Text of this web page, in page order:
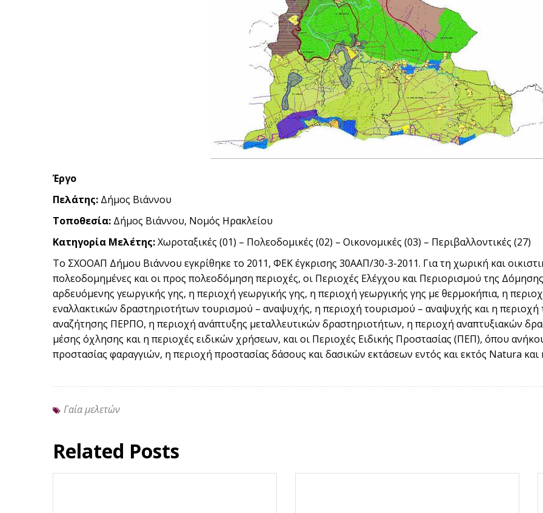
Έργο
Πελάτης: Δήμος Βιάννου
Τοποθεσία: Δήμος Βιάννου, Νομός Ηρακλείου
Κατηγορία Μελέτης:Χωροταξικές (01) – Πολεοδομικές (02) – Οικονομικές (03) – Περιβαλλοντικές (27)
Το ΣΧΟΟΑΠ Δήμου Βιάννου εγκρίθηκε το 2011, ΦΕΚ έγκρισης 30ΑΑΠ/30-3-2011. Για τη χωρική και
πολεοδομημένες και οι προς πολεοδόμηση περιοχές, οι Περιοχές Ελέγχου και Περιορισμού της
αρδευόμενης γεωργικής γης, η περιοχή γεωργικής γης, η περιοχή γεωργικής γης με θερμοκήπια, η
εναλλακτικών δραστηριοτήτων τουρισμού – αναψυχής, η περιοχή τουρισμού – αναψυχής και η
αναζήτησης ΠΕΡΠΟ, η περιοχή ανάπτυξης μεταλλευτικών δραστηριοτήτων, η περιοχή αναπτυξιακών
μέσης όχλησης και η περιοχές ειδικών χρήσεων, και οι Περιοχές Ειδικής Προστασίας (ΠΕΠ), όπου
προστασίας φαραγγιών, η περιοχή προστασίας δάσους και δασικών εκτάσεων εντός και εκτός Natura
Γαία μελετών
Related Posts